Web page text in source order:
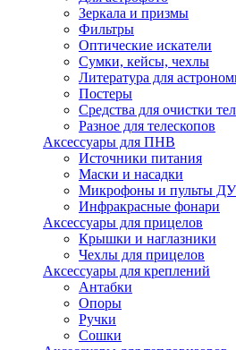
Зеркала и призмы
Фильтры
Оптические искатели
Сумки, кейсы, чехлы
Литература для
Постеры
Средства для очистки
Разное для телескопов
Аксессуары для ПНВ
Источники питания
Маски и насадки
Микрофоны и пульты ДУ
Инфракрасные фонари
Аксессуары для прицелов
Крышки и наглазники
Чехлы для прицелов
Аксессуары для креплений
Антабки
Опоры
Ручки
Сошки